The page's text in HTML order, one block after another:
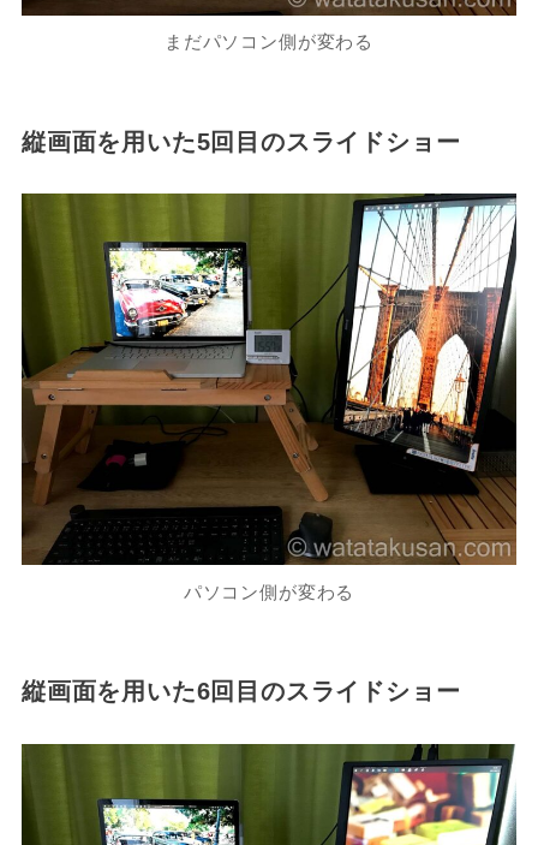
まだパソコン側が変わる
縦画面を用いた5回目のスライドショー
パソコン側が変わる
縦画面を用いた6回目のスライドショー